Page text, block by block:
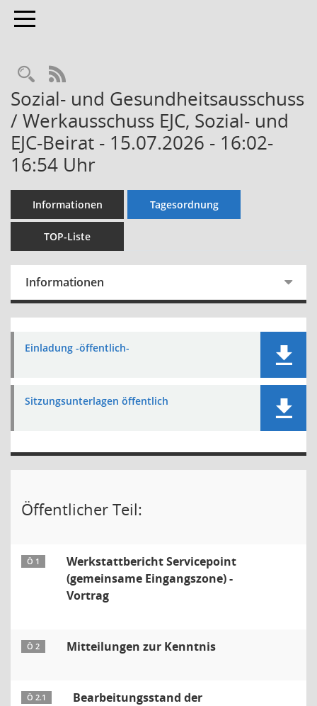
Toggle navigation
Rechercheauswahl
RSS-Feed
Sozial- und Gesundheitsausschuss
/ Werkausschuss EJC, Sozial- und
EJC-Beirat - 15.07.2026 - 16:02-
16:54 Uhr
Informationen Tagesordnung
TOP-Liste
Informationen
Einladung -öffentlich-
Sitzungsunterlagen öffentlich
Öffentlicher Teil:
Ö 1
Werkstattbericht Servicepoint
(gemeinsame Eingangszone) -
Vortrag
Ö 2 Mitteilungen zur Kenntnis
Ö 2.1
Bearbeitungsstand der